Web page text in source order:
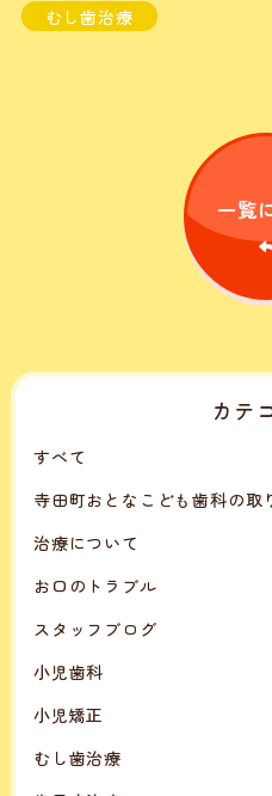
むし歯治療
一覧
カテ
すべて
寺田町おとなこども歯科の取
治療について
お口のトラブル
スタッフブログ
小児歯科
小児矯正
むし歯治療